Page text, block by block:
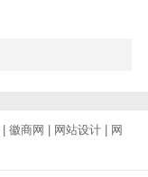
| 徽商网 | 网站设计 | 网